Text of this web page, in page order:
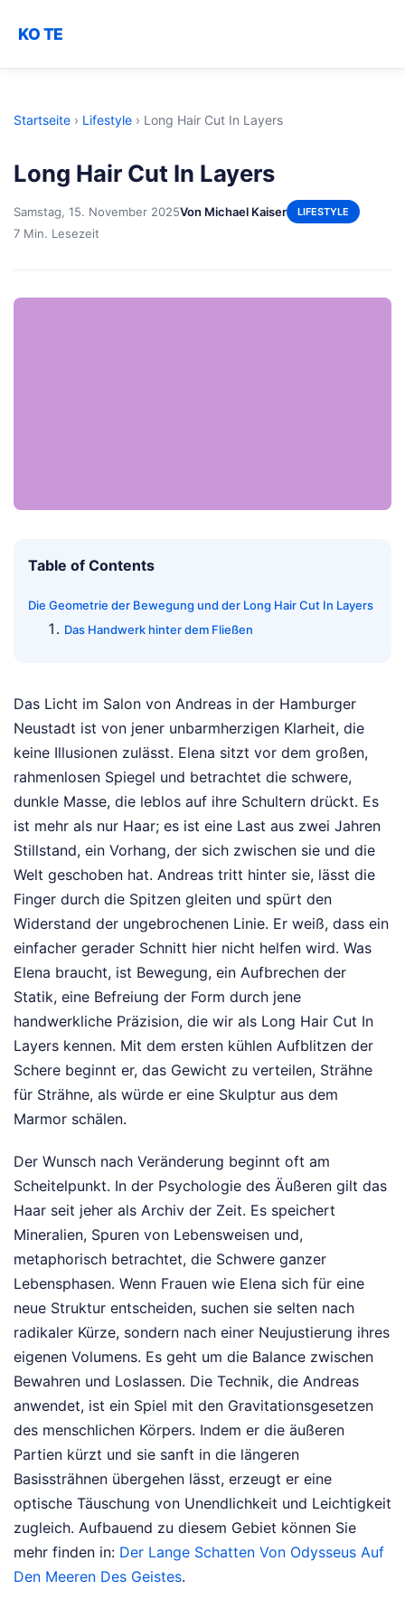
KO TE
Startseite › Lifestyle › Long Hair Cut In Layers
Long Hair Cut In Layers
Samstag, 15. November 2025Von Michael Kaiser LIFESTYLE
7 Min. Lesezeit
Table of Contents
Die Geometrie der Bewegung und der Long Hair Cut In Layers
Das Handwerk hinter dem Fließen
Das Licht im Salon von Andreas in der Hamburger
Neustadt ist von jener unbarmherzigen Klarheit, die
keine Illusionen zulässt. Elena sitzt vor dem großen,
rahmenlosen Spiegel und betrachtet die schwere,
dunkle Masse, die leblos auf ihre Schultern drückt. Es
ist mehr als nur Haar; es ist eine Last aus zwei Jahren
Stillstand, ein Vorhang, der sich zwischen sie und die
Welt geschoben hat. Andreas tritt hinter sie, lässt die
Finger durch die Spitzen gleiten und spürt den
Widerstand der ungebrochenen Linie. Er weiß, dass ein
einfacher gerader Schnitt hier nicht helfen wird. Was
Elena braucht, ist Bewegung, ein Aufbrechen der
Statik, eine Befreiung der Form durch jene
handwerkliche Präzision, die wir als Long Hair Cut In
Layers kennen. Mit dem ersten kühlen Aufblitzen der
Schere beginnt er, das Gewicht zu verteilen, Strähne
für Strähne, als würde er eine Skulptur aus dem
Marmor schälen.
Der Wunsch nach Veränderung beginnt oft am
Scheitelpunkt. In der Psychologie des Äußeren gilt das
Haar seit jeher als Archiv der Zeit. Es speichert
Mineralien, Spuren von Lebensweisen und,
metaphorisch betrachtet, die Schwere ganzer
Lebensphasen. Wenn Frauen wie Elena sich für eine
neue Struktur entscheiden, suchen sie selten nach
radikaler Kürze, sondern nach einer Neujustierung ihres
eigenen Volumens. Es geht um die Balance zwischen
Bewahren und Loslassen. Die Technik, die Andreas
anwendet, ist ein Spiel mit den Gravitationsgesetzen
des menschlichen Körpers. Indem er die äußeren
Partien kürzt und sie sanft in die längeren
Basissträhnen übergehen lässt, erzeugt er eine
optische Täuschung von Unendlichkeit und Leichtigkeit
zugleich. Aufbauend zu diesem Gebiet können Sie
mehr finden in: Der Lange Schatten Von Odysseus Auf
Den Meeren Des Geistes.